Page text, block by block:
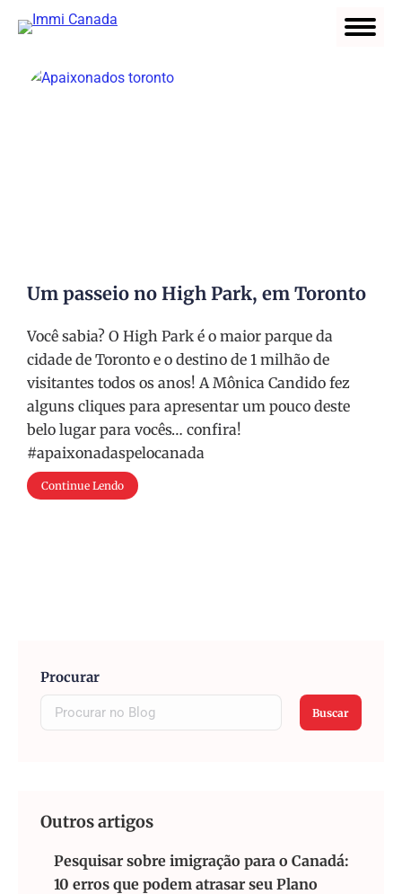
Um passeio no High Park, em Toronto
Você sabia? O High Park é o maior parque da
cidade de Toronto e o destino de 1 milhão de
visitantes todos os anos! A Mônica Candido fez
alguns cliques para apresentar um pouco deste
belo lugar para vocês… confira!
#apaixonadaspelocanada
Continue Lendo
Procurar
Buscar
Outros artigos
Pesquisar sobre imigração para o Canadá:
10 erros que podem atrasar seu Plano